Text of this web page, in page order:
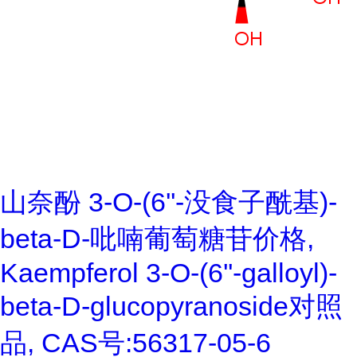
山奈酚 3-O-(6''-没食子酰基)-
beta-D-吡喃葡萄糖苷价格,
Kaempferol 3-O-(6''-galloyl)-
beta-D-glucopyranoside对照
品, CAS号:56317-05-6